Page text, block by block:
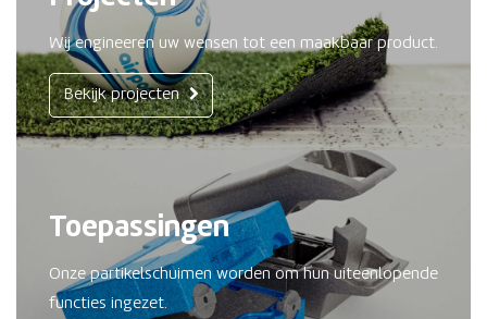
Wij engineeren uw wensen tot een maakbaar product.
Bekijk projecten
Toepassingen
Onze partikelschuimen worden om hun uiteenlopende
functies ingezet.